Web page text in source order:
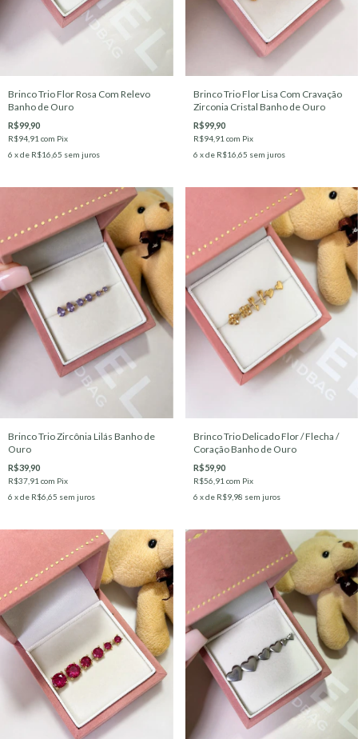
Brinco Trio Flor Rosa Com Relevo
Banho de Ouro
R$99,90
R$94,91 com Pix
6 x de R$16,65 sem juros
Brinco Trio Flor Lisa Com Cravação
Zirconia Cristal Banho de Ouro
R$99,90
R$94,91 com Pix
6 x de R$16,65 sem juros
Brinco Trio Zircônia Lilás Banho de
Ouro
R$39,90
R$37,91 com Pix
6 x de R$6,65 sem juros
Brinco Trio Delicado Flor / Flecha /
Coração Banho de Ouro
R$59,90
R$56,91 com Pix
6 x de R$9,98 sem juros